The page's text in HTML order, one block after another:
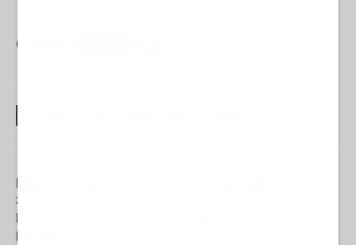
Condividi:
Patrick Lawrence: "Non siamo tutti romeni ora?"
23 Maggio 2025 16:05
Patrick Lawrence - The reek of corruption in
Romania